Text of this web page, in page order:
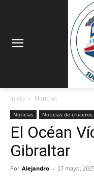
Inicio Noticias
Noticias Noticias de cruceros
El Océan
Gibraltar
Por Alejandro - 27 mayo,